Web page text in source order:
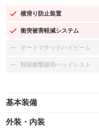
横滑り防止装置
：装備あり
衝突被害軽減システム
：装備あり
オートマチックハイビーム
：装備なし
頸部衝撃緩和ヘッドレスト
：装備なし
基本装備
エアバッグ：運転席/助手席
：装備あり
外装・内装